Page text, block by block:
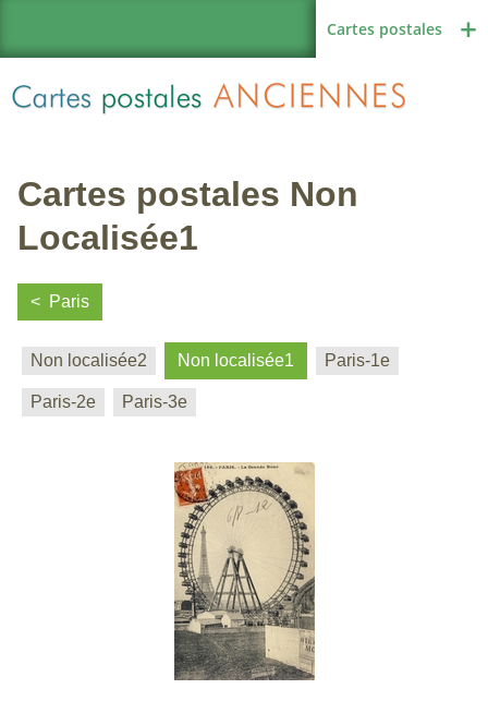
Cartes postales
Région de France
Cartes postales Non
Localisée1
Paris
Non localisée2 Non localisée1 Paris-1e
Paris-2e Paris-3e